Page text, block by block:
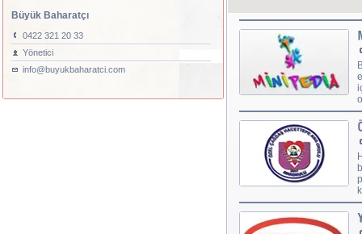
Büyük Baharatçı
0422 321 20 33
Yönetici
info@buyukbaharatci.com